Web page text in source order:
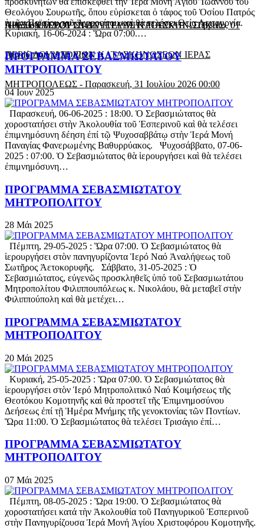
Αυγούστου 2026 12:43
ΠΡΕΣΒΥΤΕΡΟΥ ΣΤΗΝ ΙΕΡΑ ΜΗΤΡΟΠΟΛΗ-Σάββατο, 01
Αυγούστου 2026 12:14
ΛΗΞΗ ΚΑΙ ΕΟΡΤΗ ΔΕΥΤΕΡΗΣ ΚΑΤΑΣΚΗΝΩΤΙΚΗΣ
ΠΕΡΙΟΔΟΥ ΑΓΟΡΙΩΝ ΚΑΤΑΣΚΗΝΩΣΕΩΝ ΙΕΡΑΣ
ΜΗΤΡΟΠΟΛΕΩΣ - Παρασκευή, 31 Ιουλίου 2026 00:00
Θεολόγου Σουρωτῆς, ὅπου εὑρίσκεται ὁ τάφος τοῦ Ὁσίου Πατρός
ἡμῶν Παϊσίου τοῦ Ἁγιορείτου καὶ θὰ τελέσει Θεία Λειτουργία.
Κυριακή, 16-06-2024 : Ὥρα 07:00.…
ΠΡΟΓΡΑΜΜΑ ΣΕΒΑΣΜΙΩΤΑΤΟΥ
ΜΗΤΡΟΠΟΛΙΤΟΥ
04 Ιουν 2025
Παρασκευή, 06-06-2025 : 18:00. Ὁ Σεβασμιώτατος θὰ
χοροστατήσει στὴν Ἀκολουθία τοῦ Ἑσπερινοῦ καὶ θὰ τελέσει
ἐπιμνημόσυνη δέηση ἐπί τῷ Ψυχοσαββάτῳ στὴν Ἱερά Μονή
Παναγίας Φανερωμένης Βαθυρρύακος. Ψυχοσάββατο, 07-06-
2025 : 07:00. Ὁ Σεβασμιώτατος θὰ ἱερουργήσει καὶ θὰ τελέσει
ἐπιμνημόσυνη…
ΠΡΟΓΡΑΜΜΑ ΣΕΒΑΣΜΙΩΤΑΤΟΥ
ΜΗΤΡΟΠΟΛΙΤΟΥ
28 Μάι 2025
Πέμπτη, 29-05-2025 : Ὥρα 07:00. Ὁ Σεβασμιώτατος θὰ
ἱερουργήσει στὸν πανηγυρίζοντα Ἱερό Ναό Ἀναλήψεως τοῦ
Σωτῆρος Ἀετοκορυφῆς. Σάββατο, 31-05-2025 : Ὁ
Σεβασμιώτατος, εὐγενῶς προσκληθεῖς ὑπό τοῦ Σεβασμιωτάτου
Μητροπολίτου Φιλιππουπόλεως κ. Νικολάου, θὰ μεταβεῖ στὴν
Φιλιππούπολη καὶ θὰ μετέχει…
ΠΡΟΓΡΑΜΜΑ ΣΕΒΑΣΜΙΩΤΑΤΟΥ
ΜΗΤΡΟΠΟΛΙΤΟΥ
20 Μάι 2025
Κυριακή, 25-05-2025 : Ὥρα 07:00. Ὁ Σεβασμιώτατος θὰ
ἱερουργήσει στὸν Ἱερό Μητροπολιτικό Ναό Κοιμήσεως τῆς
Θεοτόκου Κομοτηνῆς καὶ θὰ προστεῖ τῆς Ἐπιμνημοσύνου
Δεήσεως ἐπί τῇ Ἡμέρα Μνήμης τῆς γενοκτονίας τῶν Ποντίων.
Ὥρα 11:00. Ὁ Σεβασμιώτατος θὰ τελέσει Τρισάγιο ἐπί…
ΠΡΟΓΡΑΜΜΑ ΣΕΒΑΣΜΙΩΤΑΤΟΥ
ΜΗΤΡΟΠΟΛΙΤΟΥ
07 Μάι 2025
Πέμπτη, 08-05-2025 : Ὥρα 19:00. Ὁ Σεβασμιώτατος θὰ
χοροστατήσει κατά τὴν Ἀκολουθία τοῦ Πανηγυρικοῦ Ἑσπερινοῦ
στὴν Πανηγυρίζουσα Ἱερά Μονή Ἁγίου Χριστοφόρου Κομοτηνῆς.